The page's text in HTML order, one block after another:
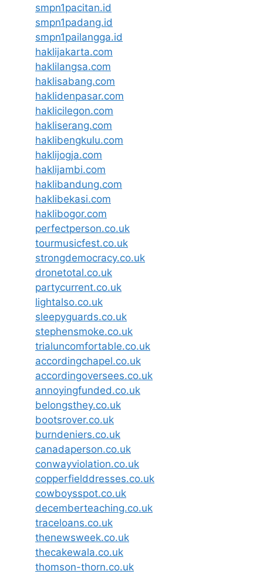
smpn1pacitan.id
smpn1padang.id
smpn1pailangga.id
haklijakarta.com
haklilangsa.com
haklisabang.com
haklidenpasar.com
haklicilegon.com
hakliserang.com
haklibengkulu.com
haklijogja.com
haklijambi.com
haklibandung.com
haklibekasi.com
haklibogor.com
perfectperson.co.uk
tourmusicfest.co.uk
strongdemocracy.co.uk
dronetotal.co.uk
partycurrent.co.uk
lightalso.co.uk
sleepyguards.co.uk
stephensmoke.co.uk
trialuncomfortable.co.uk
accordingchapel.co.uk
accordingoversees.co.uk
annoyingfunded.co.uk
belongsthey.co.uk
bootsrover.co.uk
burndeniers.co.uk
canadaperson.co.uk
conwayviolation.co.uk
copperfielddresses.co.uk
cowboysspot.co.uk
decemberteaching.co.uk
traceloans.co.uk
thenewsweek.co.uk
thecakewala.co.uk
thomson-thorn.co.uk